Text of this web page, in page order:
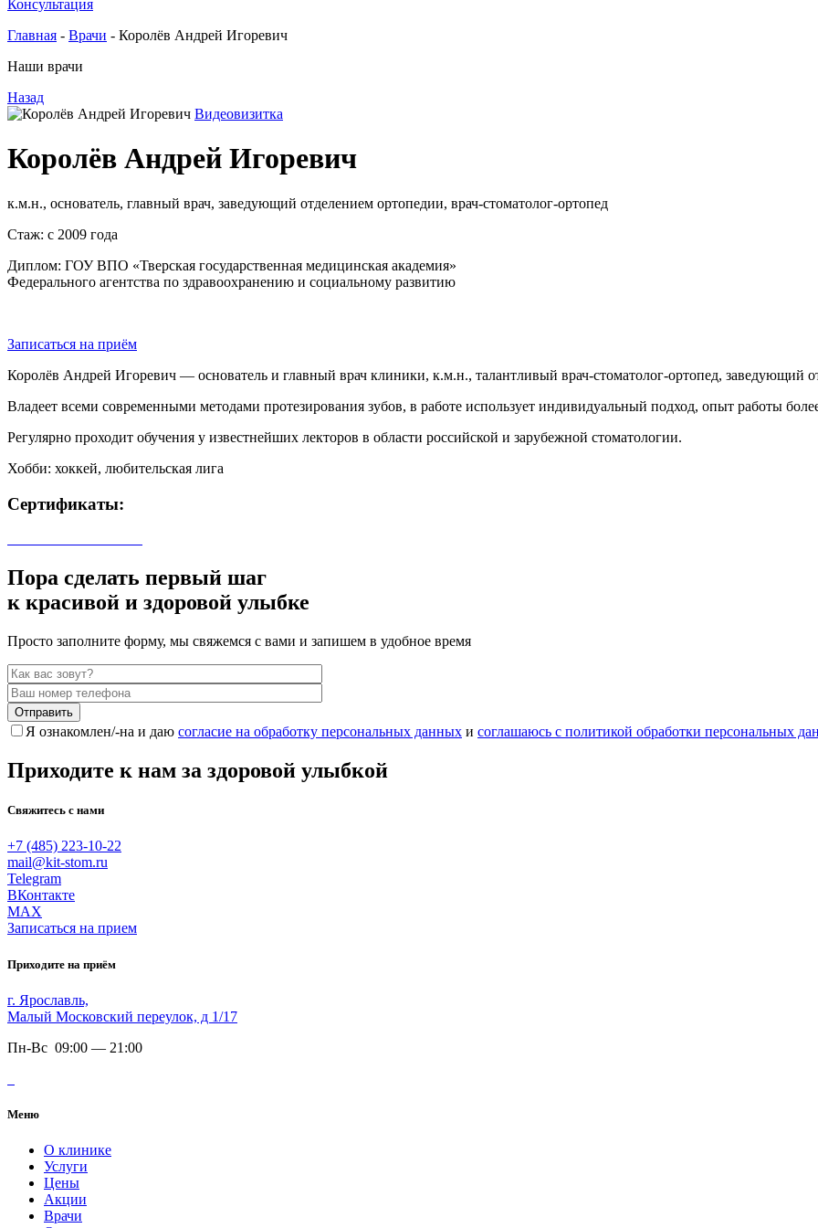
Консультация
Главная - Врачи - Королёв Андрей Игоревич
Наши врачи
Назад
Видеовизитка
Королёв Андрей Игоревич
к.м.н., основатель, главный врач, заведующий отделением ортопедии, врач-стоматолог-ортопед
Стаж: с 2009 года
Диплом: ГОУ ВПО «Тверская государственная медицинская академия»
Федерального агентства по здравоохранению и социальному развитию
Записаться на приём
Королёв Андрей Игоревич — основатель и главный врач клиники, к.м.н., талантливый врач-стоматолог-ортопед, заведующий
Владеет всеми современными методами протезирования зубов, в работе использует индивидуальный подход, опыт работы
Регулярно проходит обучения у известнейших лекторов в области российской и зарубежной стоматологии.
Хобби: хоккей, любительская лига
Сертификаты:
Пора сделать первый шаг
к красивой и здоровой улыбке
Просто заполните форму, мы свяжемся с вами и запишем в удобное время
Я ознакомлен/-на и даю согласие на обработку персональных данных и соглашаюсь с политикой обработки персональных
Приходите к нам за здоровой улыбкой
Свяжитесь с нами
+7 (485) 223-10-22
mail@kit-stom.ru
Telegram
ВКонтакте
MAX
Записаться на прием
Приходите на приём
г. Ярославль,
Малый Московский переулок, д 1/17
Пн-Вс 09:00 — 21:00
Меню
О клинике
Услуги
Цены
Акции
Врачи